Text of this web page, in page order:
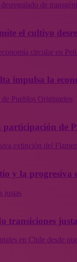
de
el cultivo
circular en
impulsa la
Pueblos Originarios
de
extinción del
y la progresiva
justas
transiciones
en Chile desde